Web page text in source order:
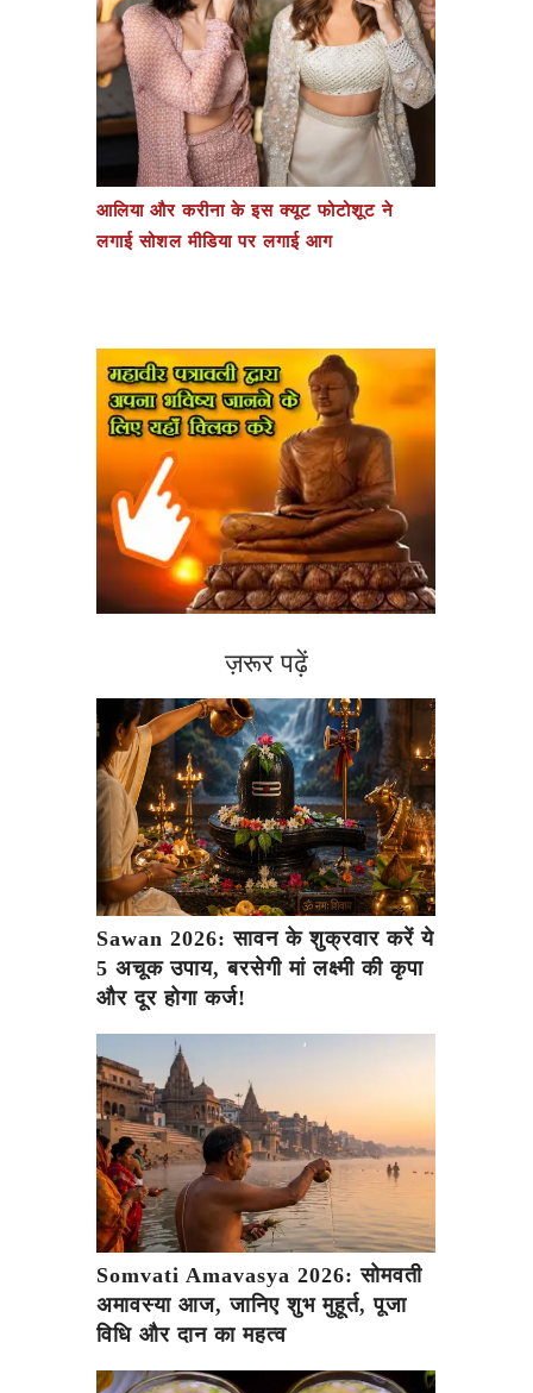
आलिया और करीना के इस क्यूट फोटोशूट ने
लगाई सोशल मीडिया पर लगाई आग
ज़रूर पढ़ें
Sawan 2026: सावन के शुक्रवार करें ये
5 अचूक उपाय, बरसेगी मां लक्ष्मी की कृपा
और दूर होगा कर्ज!
Somvati Amavasya 2026: सोमवती
अमावस्या आज, जानिए शुभ मुहूर्त, पूजा
विधि और दान का महत्व